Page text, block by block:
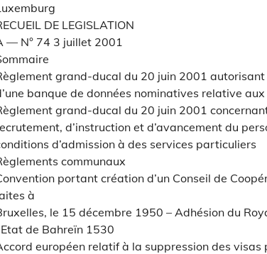
DE LEGISLATION
–– N° 74 3 juillet 2001
grand-ducal du 20 juin 2001
banque de données nominatives relative aux
grand-ducal du 20 juin 2001
d’instruction et d’avancement du
d’admission à des services particuliers
communaux
portant création d’un Conseil de
à
le 15 décembre 1950 – Adhésion du
de Bahreïn 1530
européen relatif à la suppression des visas